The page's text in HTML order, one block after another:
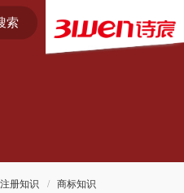
索
册知识 商标知识